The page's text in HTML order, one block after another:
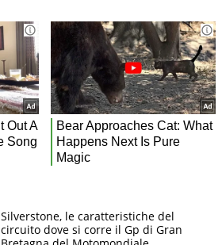
Silverstone, le caratteristiche del
circuito dove si corre il Gp di Gran